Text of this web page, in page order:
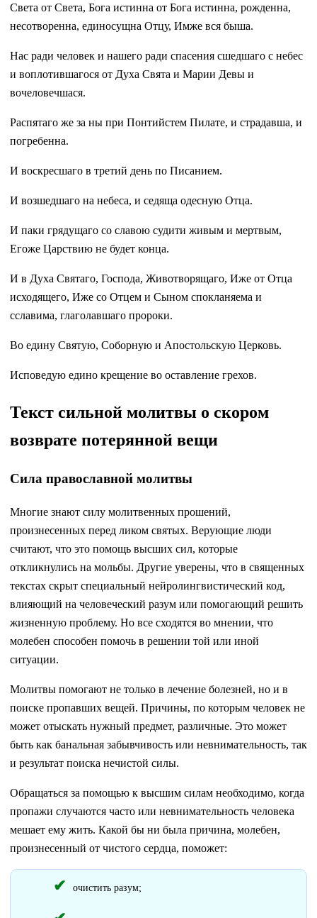
Света от Света, Бога истинна от Бога истинна, рожденна,
несотворенна, единосущна Отцу, Имже вся быша.
Нас ради человек и нашего ради спасения сшедшаго с небес
и воплотившагося от Духа Свята и Марии Девы и
вочеловечшася.
Распятаго же за ны при Понтийстем Пилате, и страдавша, и
погребенна.
И воскресшаго в третий день по Писанием.
И возшедшаго на небеса, и седяща одесную Отца.
И паки грядущаго со славою судити живым и мертвым,
Егоже Царствию не будет конца.
И в Духа Святаго, Господа, Животворящаго, Иже от Отца
исходящего, Иже со Отцем и Сыном спокланяема и
сславима, глаголавшаго пророки.
Во едину Святую, Соборную и Апостольскую Церковь.
Исповедую едино крещение во оставление грехов.
Текст сильной молитвы о скором
возврате потерянной вещи
Сила православной молитвы
Многие знают силу молитвенных прошений,
произнесенных перед ликом святых. Верующие люди
считают, что это помощь высших сил, которые
откликнулись на мольбы. Другие уверены, что в священных
текстах скрыт специальный нейролингвистический код,
влияющий на человеческий разум или помогающий решить
жизненную проблему. Но все сходятся во мнении, что
молебен способен помочь в решении той или иной
ситуации.
Молитвы помогают не только в лечение болезней, но и в
поиске пропавших вещей. Причины, по которым человек не
может отыскать нужный предмет, различные. Это может
быть как банальная забывчивость или невнимательность, так
и результат поиска нечистой силы.
Обращаться за помощью к высшим силам необходимо, когда
пропажи случаются часто или невнимательность человека
мешает ему жить. Какой бы ни была причина, молебен,
произнесенный от чистого сердца, поможет:
очистить разум;